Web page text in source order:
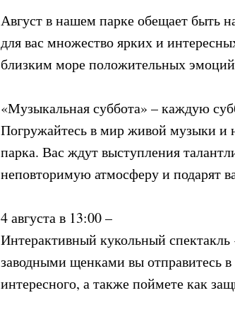
Август в нашем парке обещает быть
для вас множество ярких и
близким море положительных
«Музыкальная суббота» – каждую
Погружайтесь в мир живой музыки и
парка. Вас ждут выступления
неповторимую атмосферу и подарят
4 августа в 13:00 –
Интерактивный кукольный
заводными щенками вы отправитесь
интересного, а также поймете как